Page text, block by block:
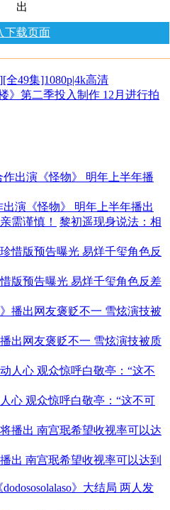
出
下载页面
49集]1080p|4k高清
》第二季投入制作 12月进行拍
演《怪物》 明年上半年播出
黎初遥现身说法：相
版预告曝光 易烊千玺角色反差
出网友褒贬不一 雪炫演技被质
心 观众惊呼白敬亭：“这不可
出 南宫珉希望收视率可以达到